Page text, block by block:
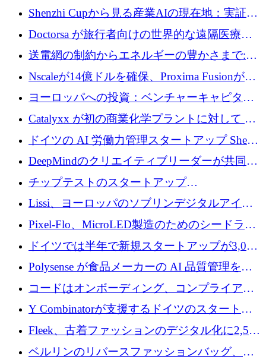
国の社長が語る
Shenzhi Cupから見る産業AIの現在地：実証と
産業実装への道筋
Doctorsa が旅行者向けの世界的な遠隔医療プ
ラットフォームを拡大するために 100 万ユー
ロを調達
送電網の制約からエネルギーの豊かさまで:
Envision の Gobi X がヨーロッパの AI の未来
にどのように貢献できるか
Nscaleが14億ドルを確保、Proxima Fusionが4
億1,100万ユーロを獲得、Invest EuropeはVCの
ヨーロッパへの投資：ベンチャーキャピタル
が過去2番目に高い水準に到達
Catalyxx が初の商業化学プラントに対して EU
から 2,000 万ユーロ以上の支援を獲得
ドイツの AI 労働力管理スタートアップ Sherpa
がプレシードで 220 万ドルを調達
DeepMindのクリエイティブリーダーが共同設
立したAIライティングのスタートアップが
1,300万ドルのシード投資を調達
チップテストのスタートアップ
QuantumDiamondsが株式資金で1,500万ユーロ
Lissi、ヨーロッパのソブリンデジタルアイデ
ンティティの未来を推進するために350万ユー
ロを調達
Pixel-Flo、MicroLED製造のためのシードラウ
ンドで525万ポンドを獲得
ドイツでは半年で新規スタートアップが3,000
社という記録を目の当たりにし、涙を流すハ
ンブルク
Polysense が食品メーカーの AI 品質管理を拡
張するために 1,070 万ドルを調達
コードはオンボーディング、コンプライアン
ス、支払いを統合するために 640 万ポンドを
Y Combinatorが支援するドイツのスタートア
ップFintoが340万ドルを調達、シリコンバレ
ーではなくミュンヘンを選んだと語る
Fleek、古着ファッションのデジタル化に2,500
万ドルを確保
ベルリンのリバースファッションバッグ、繊